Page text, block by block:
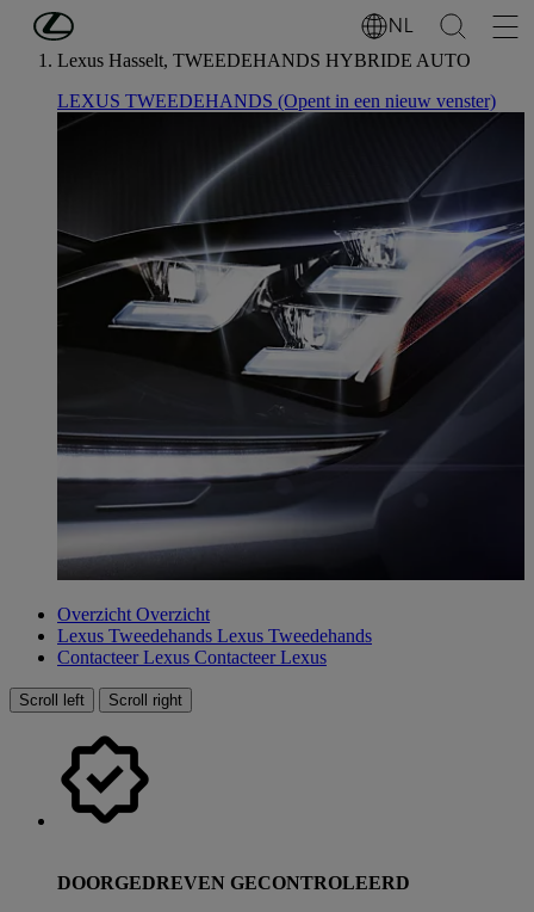
Ga naar de hoofdinhoud NL
Lexus Hasselt, TWEEDEHANDS HYBRIDE AUTO
LEXUS TWEEDEHANDS (Opent in een nieuw venster)
Overzicht Overzicht
Lexus Tweedehands Lexus Tweedehands
Contacteer Lexus Contacteer Lexus
Scroll left Scroll right
DOORGEDREVEN GECONTROLEERD